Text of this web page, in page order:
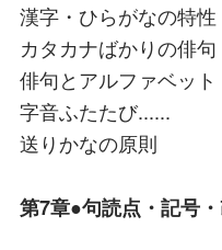
漢字・ひらがなの特性
カタカナばかりの俳句
俳句とアルファベット
字音ふたたび......
送りかなの原則
第7章●句読点・記号